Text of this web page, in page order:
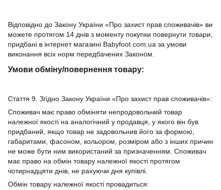
Відповідно до Закону України «Про захист прав споживачів» ви
можете протягом 14 днів з моменту покупки повернути товари,
придбані в інтернет магазині Babyfoot.com.ua за умови
виконання всіх норм передбачених Законом.
Умови обміну/повернення товару:
Стаття 9. Згідно Закону України «Про захист прав споживачів»:
Споживач має право обміняти непродовольчий товар
належної якості на аналогічний у продавця, у якого він був
придбаний, якщо товар не задовольнив його за формою,
габаритами, фасоном, кольором, розміром або з інших причин
не може бути ним використаний за призначенням. Споживач
має право на обмін товару належної якості протягом
чотирнадцяти днів, не рахуючи дня купівлі.
Обмін товару належної якості провадиться: